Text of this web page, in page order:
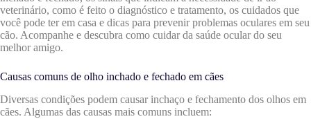
veterinário, como é feito o diagnóstico e tratamento, os cuidados que
você pode ter em casa e dicas para prevenir problemas oculares em seu
cão. Acompanhe e descubra como cuidar da saúde ocular do seu
melhor amigo.
Causas comuns de olho inchado e fechado em cães
Diversas condições podem causar inchaço e fechamento dos olhos em
cães. Algumas das causas mais comuns incluem: